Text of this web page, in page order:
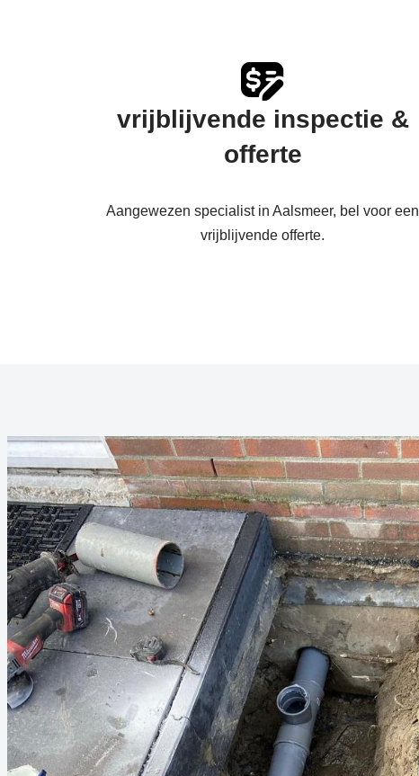
vrijblijvende inspectie &
offerte
Aangewezen specialist in Aalsmeer, bel voor een
vrijblijvende offerte.